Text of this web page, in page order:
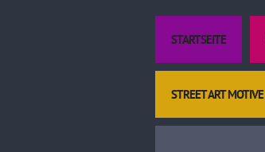
STARTSEITE
STREET ART MOTIVE